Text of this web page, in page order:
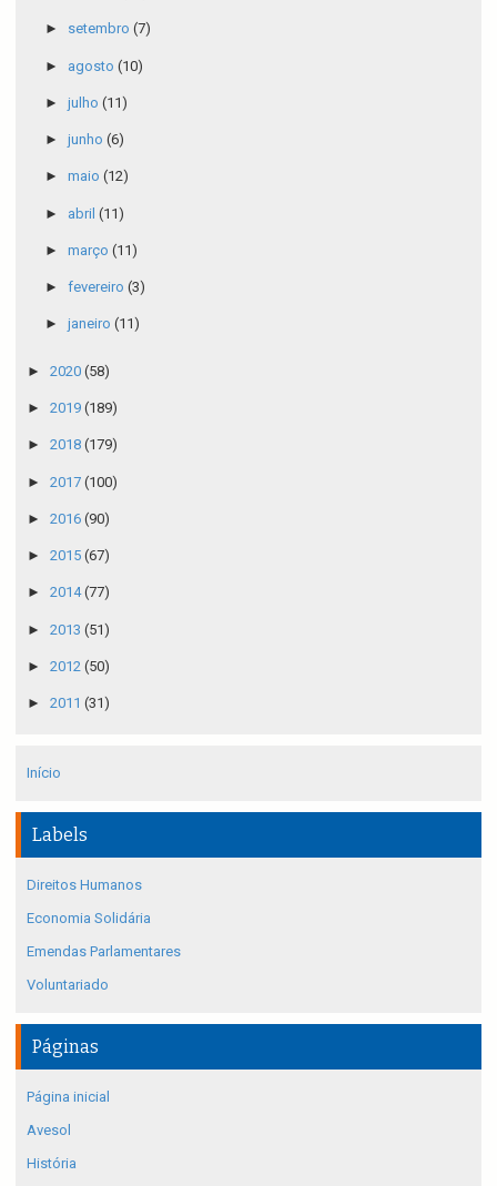
► setembro (7)
► agosto (10)
► julho (11)
► junho (6)
► maio (12)
► abril (11)
► março (11)
► fevereiro (3)
► janeiro (11)
► 2020 (58)
► 2019 (189)
► 2018 (179)
► 2017 (100)
► 2016 (90)
► 2015 (67)
► 2014(77)
► 2013 (51)
► 2012 (50)
► 2011 (31)
Início
Labels
Direitos Humanos
Economia Solidária
Emendas Parlamentares
Voluntariado
Páginas
Página inicial
Avesol
História